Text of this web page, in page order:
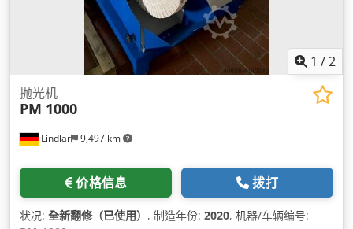
1 /2
Lindlar 9,497 km
抛光机
PM 1000
价格信息 拨打
状况: 全新翻修（已使用） , 制造年份: 2020, 机器/车辆编号: